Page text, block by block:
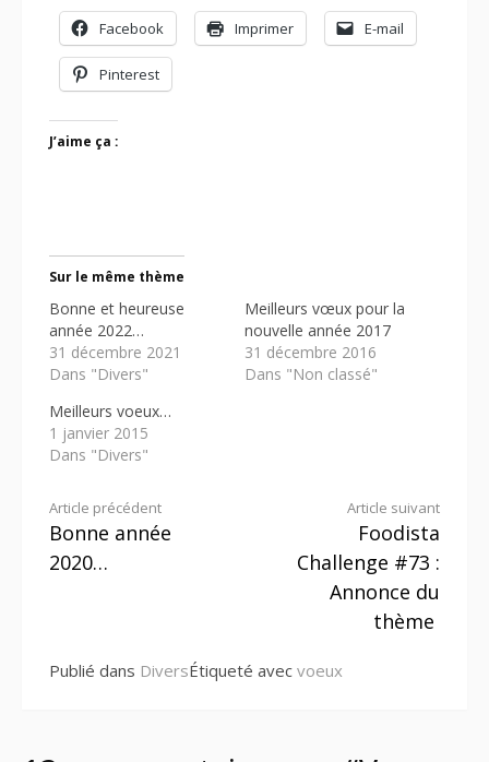
Facebook Imprimer E-mail
Pinterest
J’aime ça :
Sur le même thème
Bonne et heureuse
année 2022…
31 décembre 2021
Dans "Divers"
Meilleurs vœux pour la
nouvelle année 2017
31 décembre 2016
Dans "Non classé"
Meilleurs voeux…
1 janvier 2015
Dans "Divers"
Lire
la
Article précédent
Bonne année
2020…
Article suivant
Foodista
Challenge #73 :
Annonce du
thème
Publié dans DiversÉtiqueté avec voeux